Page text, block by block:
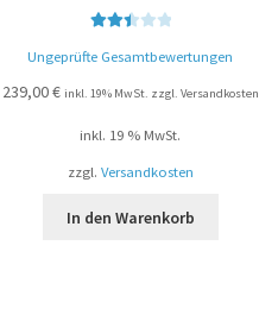
et mit
2.50
Ungeprüfte Gesamtbewertungen
239,00€ inkl. 19% MwSt. zzgl. Versandkosten
inkl. 19 % MwSt.
zzgl. Versandkosten
In den Warenkorb